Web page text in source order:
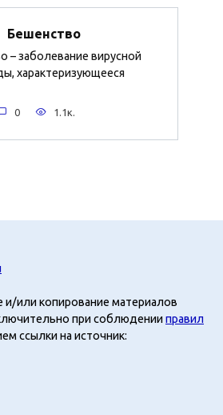
Бешенство
– заболевание вирусной
характеризующееся
0 1.1к.
или копирование материалов
при соблюденииправил
ссылки на источник: